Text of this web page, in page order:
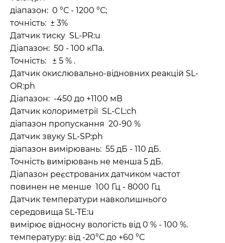
діапазон: 0 °С - 1200 °С;
точність: ± 3%
Датчик тиску SL-PR:u
Діапазон: 50 - 100 кПа.
Точність: ± 5 % .
Датчик окислювально-відновних реакцій SL-
OR:ph
Діапазон: -450 до +1100 мВ
Датчик колориметрії SL-CL:ch
діапазон пропускання 20-90 %
Датчик звуку SL-SP:ph
діапазон вимірювань: 55 дБ - 110 дБ.
Точність вимірювань не менша 5 дБ.
Діапазон реєстрованих датчиком частот
повинен не менше 100 Гц - 8000 Гц
Датчик температури навколишнього
середовища SL-TE:u
вимірює відносну вологість від 0 % - 100 %.
температуру: від -20°С до +60 °С